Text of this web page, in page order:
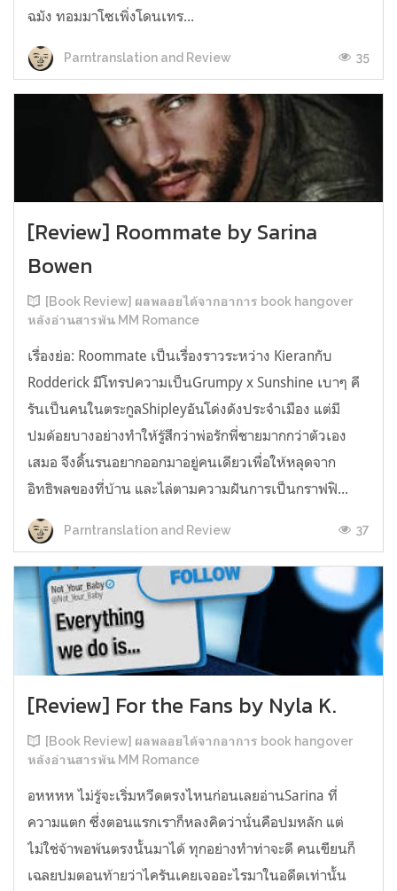
ฉมัง ทอมมาโซเพิ่งโดนเทร...
Parntranslation and Review 35
[Review] Roommate by Sarina
Bowen
[Book Review] ผลพลอยได้จากอาการ book hangover
หลังอ่านสารพัน MM Romance
เรื่องย่อ: Roommate เป็นเรื่องราวระหว่าง Kieranกับ
Rodderick มีโทรปความเป็นGrumpy x Sunshine เบาๆ คี
รันเป็นคนในตระกูลShipleyอันโด่งดังประจำเมือง แต่มี
ปมด้อยบางอย่างทำให้รู้สึกว่าพ่อรักพี่ชายมากกว่าตัวเอง
เสมอ จึงดิ้นรนอยากออกมาอยู่คนเดียวเพื่อให้หลุดจาก
อิทธิพลของที่บ้าน และไล่ตามความฝันการเป็นกราฟฟิ...
Parntranslation and Review 37
[Review] For the Fans by Nyla K.
[Book Review] ผลพลอยได้จากอาการ book hangover
หลังอ่านสารพัน MM Romance
อหหหห ไม่รู้จะเริ่มหวีดตรงไหนก่อนเลยอ่านSarina ที่
ความแตก ซึ่งตอนแรกเราก็หลงคิดว่านั่นคือปมหลัก แต่
ไม่ใช่จ้าพอพ้นตรงนั้นมาได้ ทุกอย่างทำท่าจะดี คนเขียนก็
เฉลยปมตอนท้ายว่าไครันเคยเจออะไรมาในอดีตเท่านั้น